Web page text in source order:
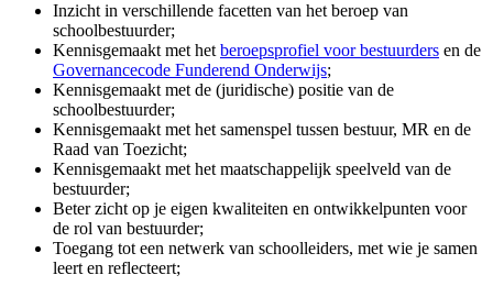
Inzicht in verschillende facetten van het beroep van
schoolbestuurder;
Kennisgemaakt met hetberoepsprofiel voor bestuurders en de
Governancecode Funderend Onderwijs;
Kennisgemaakt met de (juridische) positie van de
schoolbestuurder;
Kennisgemaakt met het samenspel tussen bestuur, MR en de
Raad van Toezicht;
Kennisgemaakt met het maatschappelijk speelveld van de
bestuurder;
Beter zicht op je eigen kwaliteiten en ontwikkelpunten voor
de rol van bestuurder;
Toegang tot een netwerk van schoolleiders, met wie je samen
leert en reflecteert;